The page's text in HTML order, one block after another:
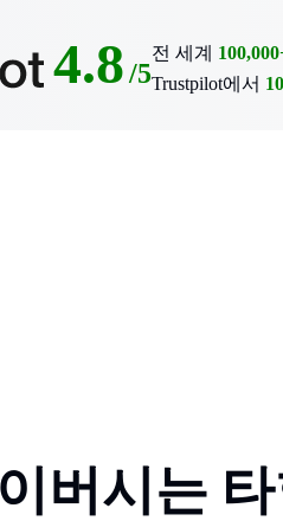
4.8/5
전 세계
Trustpilot에서
버시는